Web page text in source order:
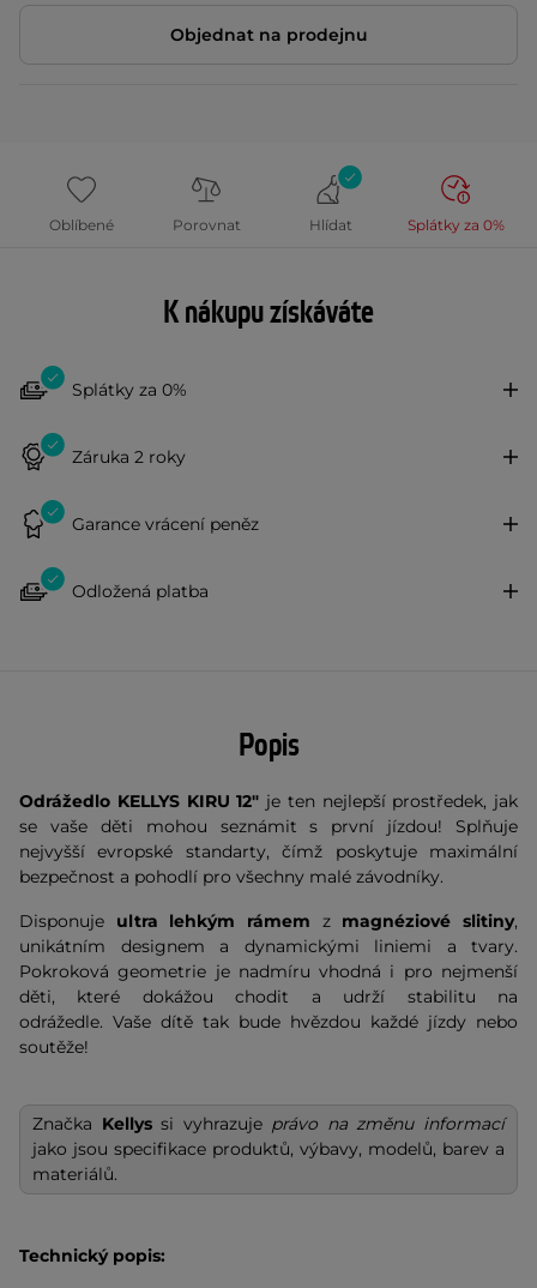
Objednat na prodejnu
Oblíbené Porovnat Hlídat Splátky za 0%
K nákupu získáváte
Splátky za 0%
Záruka 2 roky
Garance vrácení peněz
Odložená platba
Popis
Odrážedlo KELLYS KIRU 12" je ten nejlepší prostředek, jak
se vaše děti mohou seznámit s první jízdou! Splňuje
nejvyšší evropské standarty, čímž poskytuje maximální
bezpečnost a pohodlí pro všechny malé závodníky.
Disponuje ultra lehkým rámem z magnéziové slitiny,
unikátním designem a dynamickými liniemi a tvary.
Pokroková geometrie je nadmíru vhodná i pro nejmenší
děti, které dokážou chodit a udrží stabilitu na
odrážedle. Vaše dítě tak bude hvězdou každé jízdy nebo
soutěže!
Značka Kellyssi vyhrazuje právo na změnu informací
jako jsou specifikace produktů, výbavy, modelů, barev a
materiálů.
Technický popis: